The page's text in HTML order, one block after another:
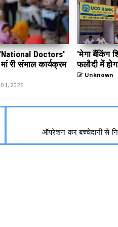
'National Doctors'
री संभाल कार्यक्रम
2026
'मेगा बैंकिंग
फलौदी में
Unknown
ऑपरेशन कर बच्चेदानी से